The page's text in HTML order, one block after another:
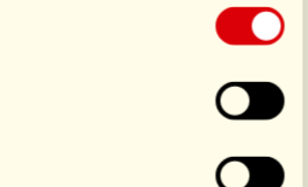
Tielkemeijer
Sporter